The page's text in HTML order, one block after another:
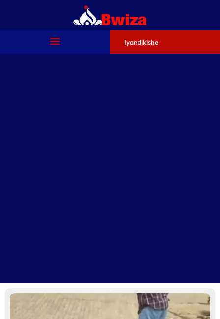
Iyandikishe